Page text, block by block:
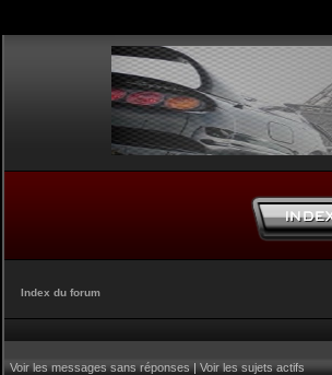
Index du forum
Voir les messages sans réponses|Voir les sujets actifs